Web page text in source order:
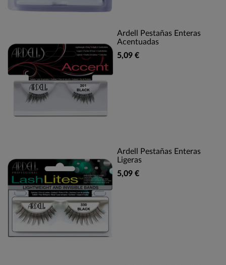
Ardell Pestañas Enteras
Acentuadas
5,09 €
Ardell Pestañas Enteras
Ligeras
5,09 €